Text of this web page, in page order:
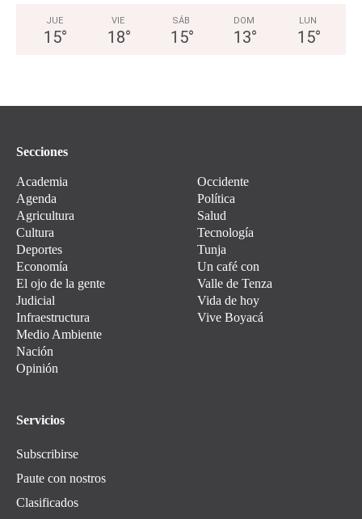
JUE
15°
VIE
18°
SÁB
15°
DOM
13°
LUN
15°
Secciones
Academia
Agenda
Agricultura
Cultura
Deportes
Economía
El ojo de la gente
Judicial
Infraestructura
Medio Ambiente
Nación
Opinión
Occidente
Política
Salud
Tecnología
Tunja
Un café con
Valle de Tenza
Vida de hoy
Vive Boyacá
Servicios
Subscribirse
Paute con nostros
Clasificados